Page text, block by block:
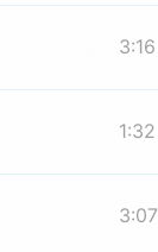
3:16
1:32
3:07